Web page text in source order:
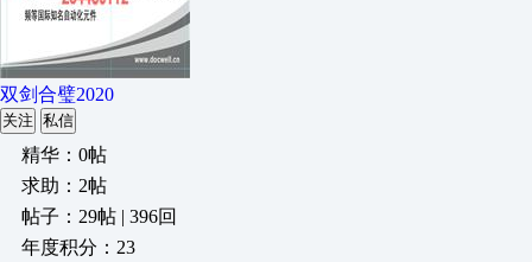
双剑合璧2020
关注 私信
精华：0帖
求助：2帖
帖子：29帖 | 396回
年度积分：23